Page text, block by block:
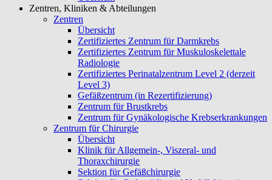
Zentren, Kliniken & Abteilungen
Zentren
Übersicht
Zertifiziertes Zentrum für Darmkrebs
Zertifiziertes Zentrum für Muskuloskelettale
Radiologie
Zertifiziertes Perinatalzentrum Level 2 (derzeit
Level 3)
Gefäßzentrum (in Rezertifizierung)
Zentrum für Brustkrebs
Zentrum für Gynäkologische Krebserkrankungen
Zentrum für Chirurgie
Übersicht
Klinik für Allgemein-, Viszeral- und
Thoraxchirurgie
Sektion für Gefäßchirurgie